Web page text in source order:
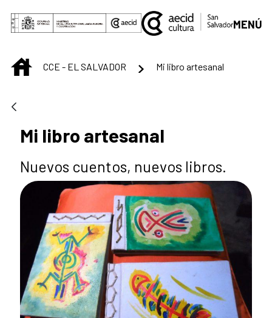
Skip to Main Content
MENÚ
INICIOCCE - EL SALVADOR Mi libro artesanal
Mi libro artesanal
Nuevos cuentos, nuevos libros.